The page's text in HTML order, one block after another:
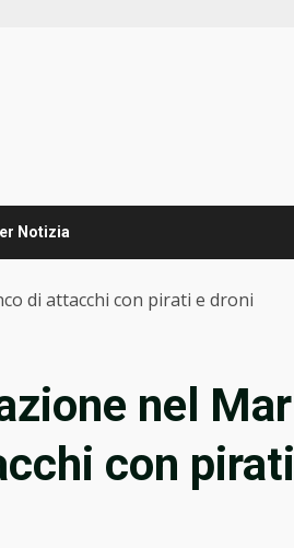
Notizia
di attacchi con pirati e droni
nel Mar
con pirati